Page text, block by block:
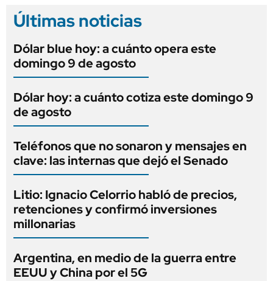
Últimas noticias
Dólar blue hoy: a cuánto opera este
domingo 9 de agosto
Dólar hoy: a cuánto cotiza este domingo 9
de agosto
Teléfonos que no sonaron y mensajes en
clave: las internas que dejó el Senado
Litio: Ignacio Celorrio habló de precios,
retenciones y confirmó inversiones
millonarias
Argentina, en medio de la guerra entre
EEUU y China por el 5G